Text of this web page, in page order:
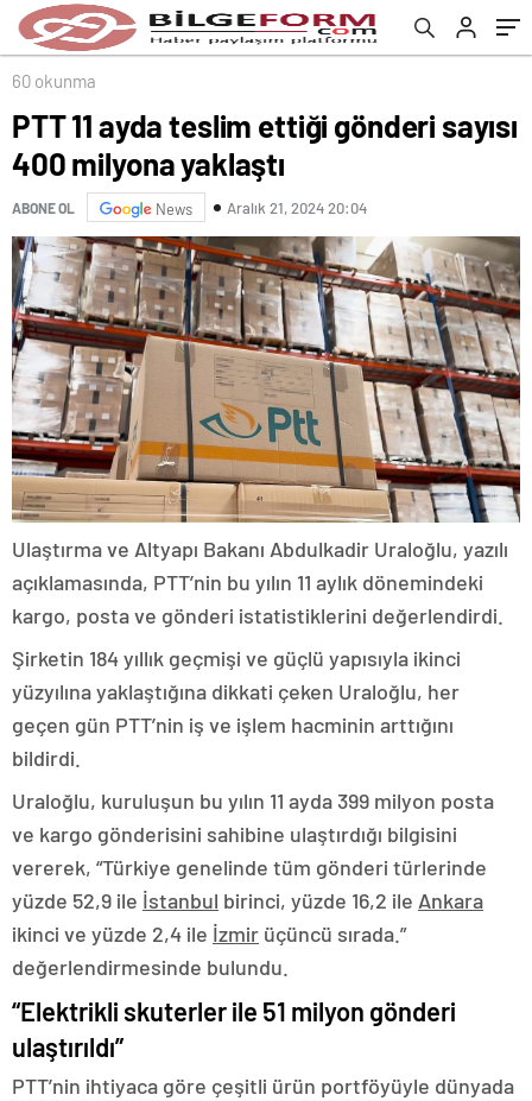
60 okunma
PTT 11 ayda teslim ettiği gönderi sayısı
400 milyona yaklaştı
ABONE OL News Aralık 21, 2024 20:04
Ulaştırma ve Altyapı Bakanı Abdulkadir Uraloğlu, yazılı
açıklamasında, PTT’nin bu yılın 11 aylık dönemindeki
kargo, posta ve gönderi istatistiklerini değerlendirdi.
Şirketin 184 yıllık geçmişi ve güçlü yapısıyla ikinci
yüzyılına yaklaştığına dikkati çeken Uraloğlu, her
geçen gün PTT’nin iş ve işlem hacminin arttığını
bildirdi.
Uraloğlu, kuruluşun bu yılın 11 ayda 399 milyon posta
ve kargo gönderisini sahibine ulaştırdığı bilgisini
vererek, “Türkiye genelinde tüm gönderi türlerinde
yüzde 52,9 ile İstanbul birinci, yüzde 16,2 ile Ankara
ikinci ve yüzde 2,4 ile İzmir üçüncü sırada.”
değerlendirmesinde bulundu.
“Elektrikli skuterler ile 51 milyon gönderi
ulaştırıldı”
PTT’nin ihtiyaca göre çeşitli ürün portföyüyle dünyada